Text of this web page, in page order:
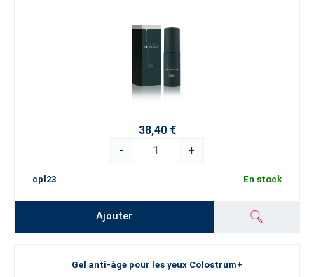
38,40 €
-
+
cpl23 En stock
Ajouter
Gel anti-âge pour les yeux Colostrum+